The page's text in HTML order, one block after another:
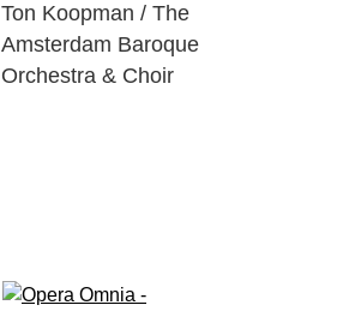
00:53
Ton Koopman / The
Amsterdam Baroque
Orchestra & Choir